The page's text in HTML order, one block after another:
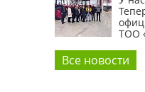
ТОО
Все новости